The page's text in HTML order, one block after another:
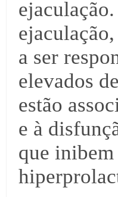
a ser
elevados
estão
e à
que